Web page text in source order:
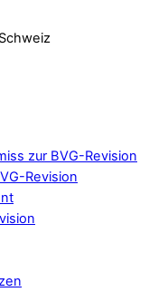
zur BVG-Revision
Revision